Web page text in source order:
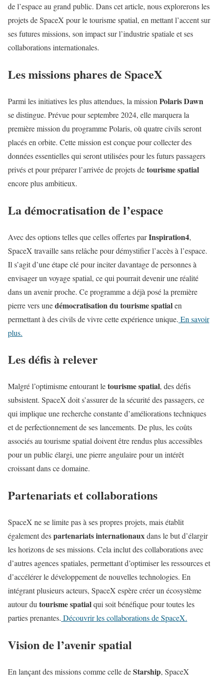
de l’espace au grand public. Dans cet article, nous explorerons les
projets de SpaceX pour le tourisme spatial, en mettant l’accent sur
ses futures missions, son impact sur l’industrie spatiale et ses
collaborations internationales.
Les missions phares de SpaceX
Parmi les initiatives les plus attendues, la mission Polaris Dawn
se distingue. Prévue pour septembre 2024, elle marquera la
première mission du programme Polaris, où quatre civils seront
placés en orbite. Cette mission est conçue pour collecter des
données essentielles qui seront utilisées pour les futurs passagers
privés et pour préparer l’arrivée de projets detourisme spatial
encore plus ambitieux.
La démocratisation de l’espace
Avec des options telles que celles offertes parInspiration4,
SpaceX travaille sans relâche pour démystifier l’accès à l’espace.
Il s’agit d’une étape clé pour inciter davantage de personnes à
envisager un voyage spatial, ce qui pourrait devenir une réalité
dans un avenir proche. Ce programme a déjà posé la première
pierre vers unedémocratisation du tourisme spatialen
permettant à des civils de vivre cette expérience unique. En savoir
plus.
Les défis à relever
Malgré l’optimisme entourant letourisme spatial, des défis
subsistent. SpaceX doit s’assurer de la sécurité des passagers, ce
qui implique une recherche constante d’améliorations techniques
et de perfectionnement de ses lancements. De plus, les coûts
associés au tourisme spatial doivent être rendus plus accessibles
pour un public élargi, une pierre angulaire pour un intérêt
croissant dans ce domaine.
Partenariats et collaborations
SpaceX ne se limite pas à ses propres projets, mais établit
également despartenariats internationauxdans le but d’élargir
les horizons de ses missions. Cela inclut des collaborations avec
d’autres agences spatiales, permettant d’optimiser les ressources et
d’accélérer le développement de nouvelles technologies. En
intégrant plusieurs acteurs, SpaceX espère créer un écosystème
autour du tourisme spatialqui soit bénéfique pour toutes les
parties prenantes. Découvrir les collaborations de SpaceX.
Vision de l’avenir spatial
En lançant des missions comme celle deStarship, SpaceX